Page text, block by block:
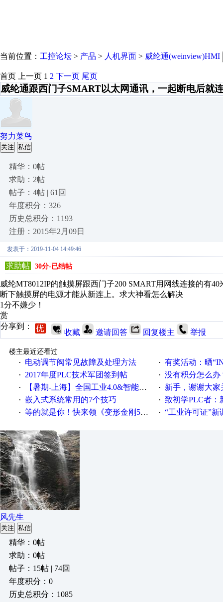
当前位置： 工控论坛 > 产品 > 人机界面 > 威纶通(weinview)HMI
首页 上一页 1 2 下一页 尾页
威纶通跟西门子SMART以太网通讯，一起断电后就
努力菜鸟
关注 私信
精华：0帖
求助：2帖
帖子：4帖 | 61回
年度积分：326
历史总积分：1193
注册：2015年2月09日
发表于：2019-11-04 14:49:46
求助帖 30分-已结帖
威纶MT8012IP的触摸屏跟西门子200 SMART用网线连接的有
断下触摸屏的电源才能从新连上。求大神看怎么解决
1分不嫌少！
赏
分享到：
收藏 邀请回答 回复楼主 举报
楼主最近还看过
·
电动调节阀常见故障及处理方法 · 有奖活动：晒
· 2017年度PLC技术军团签到帖 · 没有积分怎么办
· 【暑期-上海】全国工业4.0&智能制造高级培训班通知！ · 新手，谢谢大
· 嵌入式系统常用的7个技巧 · 致初学PLC者：新人
· 等的就是你！快来领《变形金刚5》观影券 · “工业许可证”新调整：水文仪
风先生
关注 私信
精华：0帖
求助：0帖
帖子：15帖 | 74回
年度积分：0
历史总积分：1085